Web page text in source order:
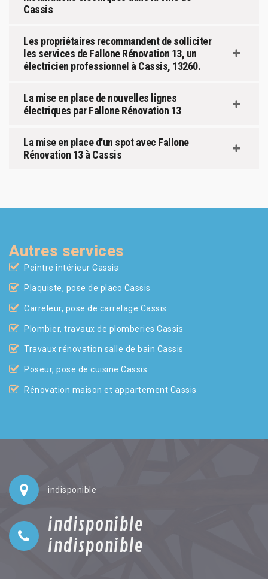
Cassis
Les propriétaires recommandent de solliciter
les services de Fallone Rénovation 13, un
électricien professionnel à Cassis, 13260.
La mise en place de nouvelles lignes
électriques par Fallone Rénovation 13
La mise en place d'un spot avec Fallone
Rénovation 13 à Cassis
Autres services
Peintre intérieur Cassis
Plaquiste, pose de placo Cassis
Carreleur, pose de carrelage Cassis
Plombier, travaux de plomberies Cassis
Travaux rénovation salle de bain Cassis
Poseur, pose de cuisine Cassis
Rénovation maison et appartement Cassis
indisponible
indisponible
indisponible